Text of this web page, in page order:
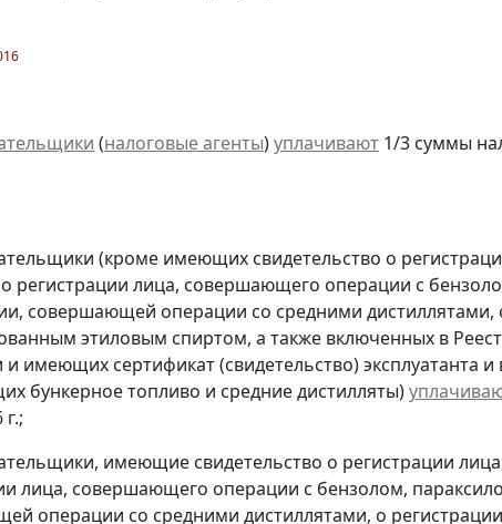
(налоговые агенты)уплачивают 1/3 суммы
(кроме имеющих свидетельство о
регистрации лица, совершающего операции с
совершающей операции со средними
этиловым спиртом, а также включенных в
имеющих сертификат (свидетельство) эксплуатанта
бункерное топливо и средние дистилляты)
имеющие свидетельство о регистрации
лица, совершающего операции с бензолом,
операции со средними дистиллятами, о